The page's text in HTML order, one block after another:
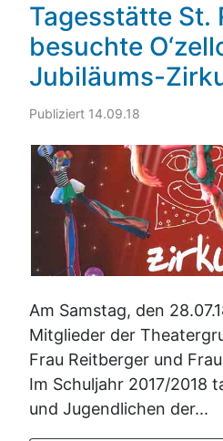
Tagesstätte St.
besuchte
Jubiläums-
Publiziert 14.09.18
Am Samstag, den
Mitglieder der
Frau Reitberger und
Im Schuljahr 2017/2018
und Jugendlichen der...